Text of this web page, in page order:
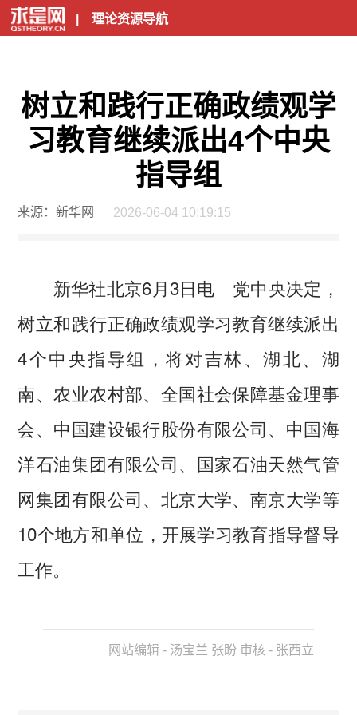
| 理论资源导航
树立和践行正确政绩观学
习教育继续派出4个中央
指导组
来源：新华网 2026-06-04 10:19:15
新华社北京6月3日电 党中央决定，
树立和践行正确政绩观学习教育继续派出
4个中央指导组，将对吉林、湖北、湖
南、农业农村部、全国社会保障基金理事
会、中国建设银行股份有限公司、中国海
洋石油集团有限公司、国家石油天然气管
网集团有限公司、北京大学、南京大学等
10个地方和单位，开展学习教育指导督导
工作。
网站编辑 - 汤宝兰 张盼 审核 - 张西立